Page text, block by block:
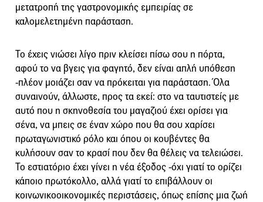
μετατροπή της γαστρονομικής εμπειρίας σε
καλομελετημένη παράσταση.
Το έχεις νιώσει λίγο πριν κλείσει πίσω σου η πόρτα,
αφού το να βγεις για φαγητό, δεν είναι απλή υπόθεση
-πλέον μοιάζει σαν να πρόκειται για παράσταση. Όλα
συναινούν, άλλωστε, προς τα εκεί: στο να ταυτιστείς με
αυτό που η σκηνοθεσία του μαγαζιού έχει ορίσει για
σένα, να μπεις σε έναν χώρο που θα σου χαρίσει
πρωταγωνιστικό ρόλο και όπου οι κουβέντες θα
κυλήσουν σαν το κρασί που δεν θα θέλεις να τελειώσει.
Το εστιατόριο έχει γίνει η νέα έξοδος -όχι γιατί το ορίζει
κάποιο πρωτόκολλο, αλλά γιατί το επιβάλλουν οι
κοινωνικοοικονομικές περιστάσεις, όπως επίσης μια ζωή